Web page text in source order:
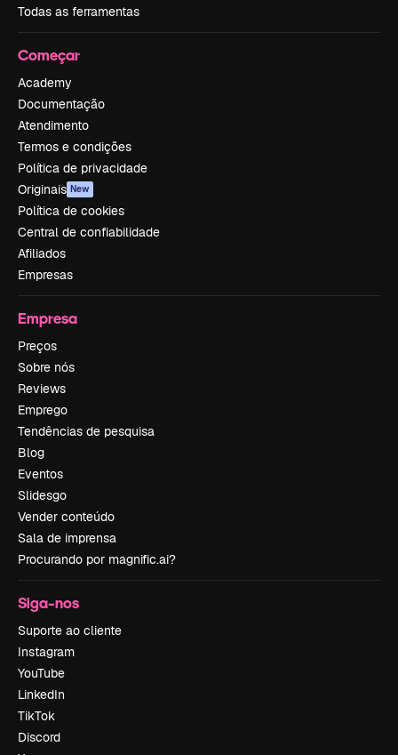
Todas as ferramentas
Começar
Academy
Documentação
Atendimento
Termos e condições
Política de privacidade
Originais New
Política de cookies
Central de confiabilidade
Afiliados
Empresas
Empresa
Preços
Sobre nós
Reviews
Emprego
Tendências de pesquisa
Blog
Eventos
Slidesgo
Vender conteúdo
Sala de imprensa
Procurando por magnific.ai?
Siga-nos
Suporte ao cliente
Instagram
YouTube
LinkedIn
TikTok
Discord